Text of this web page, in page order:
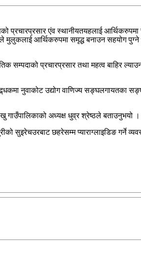
प्रचारप्रसार एंव स्थानीयतयहलाई आर्थिकरुपमा
मुलुकलाई आर्थिकरुपमा समृद्ध बनाउन सहयोग
सम्पदाको प्रचारप्रसार तथा महत्व बाहिर
नुवाकोट उद्योग वाणिज्य सङ्घलगायतका
गाउँपालिकाको अध्यक्ष धुव्र श्रेष्ठले बताउनुभयो ।
सुइरेचउरबाट छहरेसम्म प्याराग्लाइडिङ गर्ने